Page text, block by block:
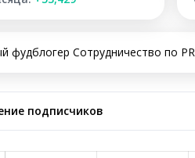
фудблогер Сотрудничество по
подписчиков